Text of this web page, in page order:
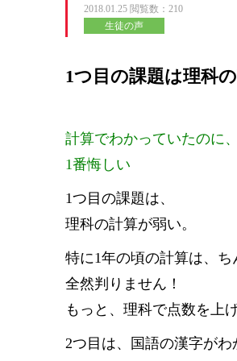
2018.01.25 閲覧数：210
生徒の声
1つ目の課題は理科
計算でわかっていたのに
1番悔しい
1つ目の課題は、
理科の計算が弱い。
特に1年の頃の計算は、
全然判りません！
もっと、理科で点数を上
2つ目は、国語の漢字がわ